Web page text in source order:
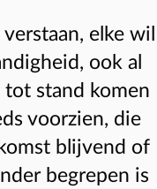
elke wil
ook al
stand komen
voorzien, die
blijvend of
begrepen is